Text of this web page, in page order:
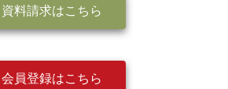
資料請求はこちら
会員登録はこちら